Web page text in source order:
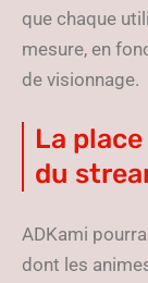
que chaque
mesure, en
de visionnage.
La place
du
ADKami
dont les